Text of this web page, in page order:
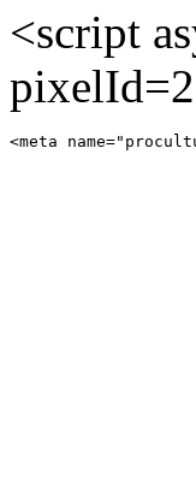
<script
<meta